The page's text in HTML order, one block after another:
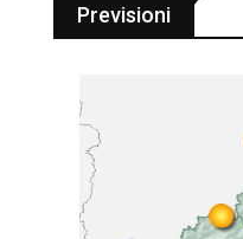
Previsioni